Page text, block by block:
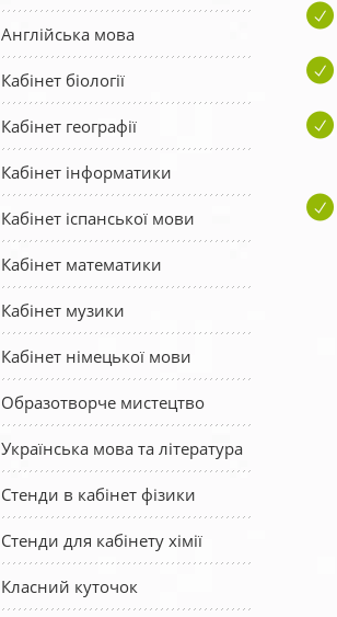
Англійська мова
Кабінет біології
Кабінет географії
Кабінет інформатики
Кабінет іспанської мови
Кабінет математики
Кабінет музики
Кабінет німецької мови
Образотворче мистецтво
Українська мова та література
Стенди в кабінет фізики
Стенди для кабінету хімії
Класний куточок